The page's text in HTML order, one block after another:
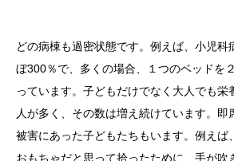
どの病棟も過密状態です。例えば、小児科
ぼ300％で、多くの場合、１つのベッドを
っています。子どもだけでなく大人でも栄
人が多く、その数は増え続けています。即
被害にあった子どもたちもいます。例えば
おもちゃだと思って拾ったために、手が吹